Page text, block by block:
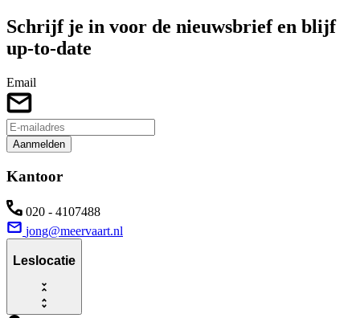
Schrijf je in voor de nieuwsbrief en blijf
up-to-date
Email
Aanmelden
Kantoor
020 - 4107488
jong@meervaart.nl
Leslocatie